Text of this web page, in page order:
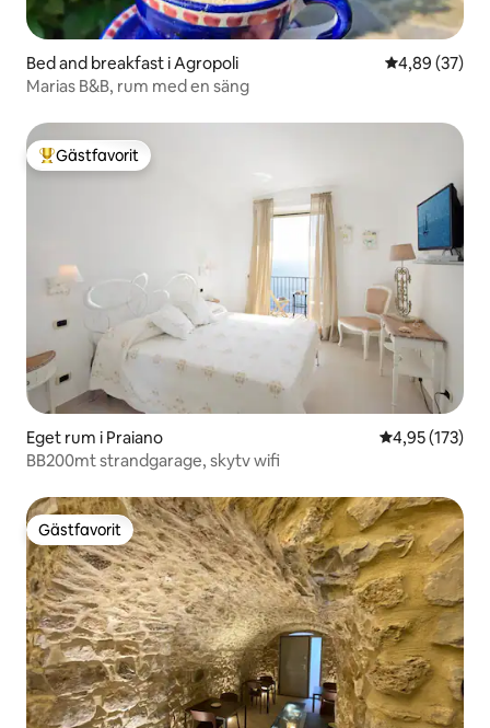
Bed and breakfast i Agropoli 4,89 av 5 i
4,89 (37)
Marias B&B, rum med en säng
Populär gästfavorit
Gästfavorit
Eget rum i Praiano 4,95 av 5 i
4,95 (173)
BB200mt strandgarage, skytv wifi
Gästfavorit
Gästfavorit